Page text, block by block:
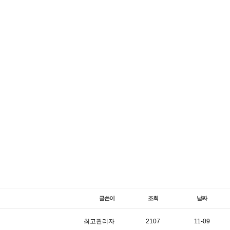
글쓴이 조회 날짜
최고관리자 2107 11-09